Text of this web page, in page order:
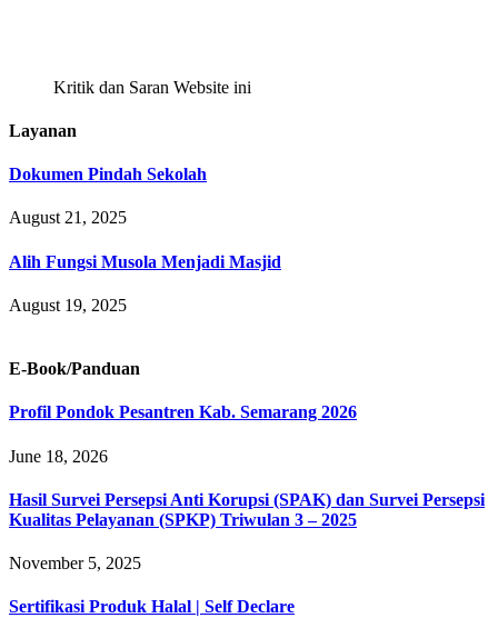
Kritik dan Saran Website ini
Layanan
Dokumen Pindah Sekolah
August 21, 2025
Alih Fungsi Musola Menjadi Masjid
August 19, 2025
E-Book/Panduan
Profil Pondok Pesantren Kab. Semarang 2026
June 18, 2026
Hasil Survei Persepsi Anti Korupsi (SPAK) dan Survei Persepsi
Kualitas Pelayanan (SPKP) Triwulan 3 – 2025
November 5, 2025
Sertifikasi Produk Halal | Self Declare